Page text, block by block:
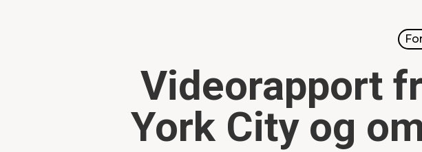
Videorapport
York City og